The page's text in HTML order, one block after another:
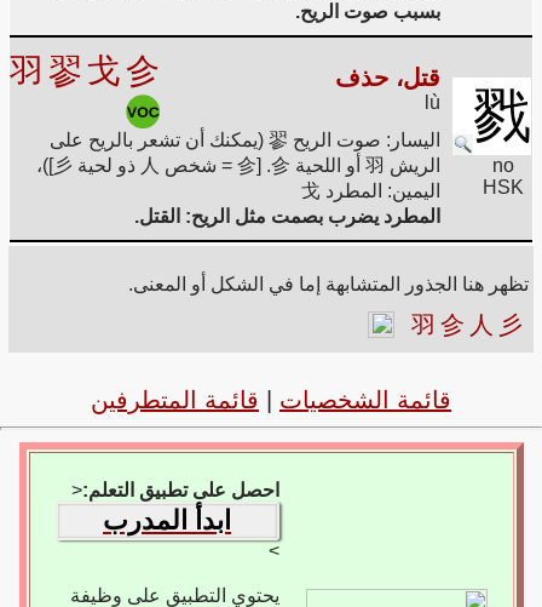
بسبب صوت الريح.
戮
no
HSK
قتل، حذف
lù
羽 翏戈㐱
اليسار: صوت الريح 翏 (يمكنك أن تشعر بالريح على
الريش 羽 أو اللحية 㐱. [㐱 = شخص 人 ذو لحية 彡])،
اليمين: المطرد 戈
المطرد يضرب بصمت مثل الريح: القتل.
تظهر هنا الجذور المتشابهة إما في الشكل أو المعنى.
羽 㐱 人 彡
قائمة الشخصيات قائمة المتطرفين
احصل على تطبيق التعلم:<
ابدأ المدرب
>
يحتوي التطبيق على وظيفة